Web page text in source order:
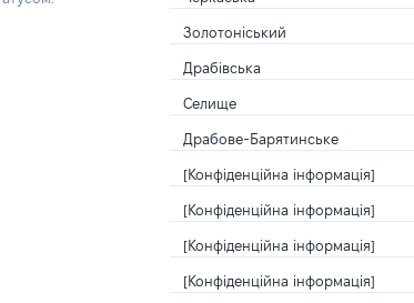
Золотоніський
Драбівська
Селище
Драбове-Барятинське
[Конфіденційна інформація]
[Конфіденційна інформація]
[Конфіденційна інформація]
[Конфіденційна інформація]